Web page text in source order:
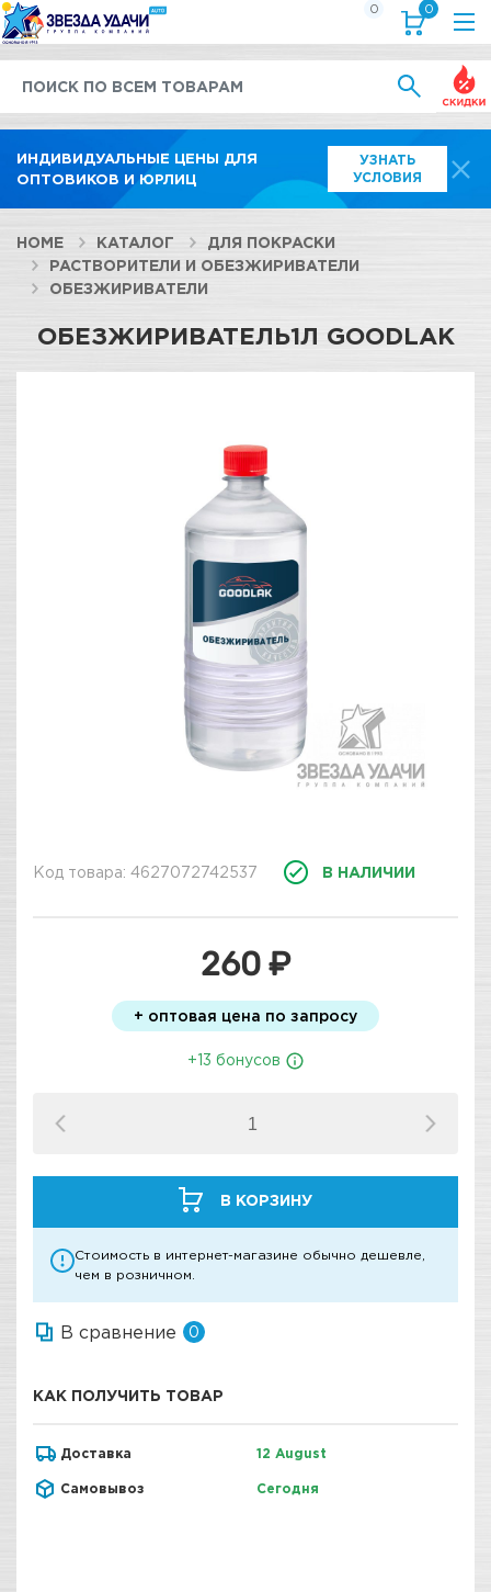
ИНДИВИДУАЛЬНЫЕ ЦЕНЫ ДЛЯ
ОПТОВИКОВ И ЮРЛИЦ
УЗНАТЬ
УСЛОВИЯ
0 0
HOME КАТАЛОГ
ДЛЯ ПОКРАСКИ
РАСТВОРИТЕЛИ И ОБЕЗЖИРИВАТЕЛИ
ОБЕЗЖИРИВАТЕЛИ
ОБЕЗЖИРИВАТЕЛЬ1Л GOODLAK
Код товара: 4627072742537 В НАЛИЧИИ
260 ₽
+ оптовая цена по запросу
+13 бонусов
В КОРЗИНУ
Стоимость в интернет-магазине обычно дешевле,
чем в розничном.
В сравнение 0
КАК ПОЛУЧИТЬ ТОВАР
Доставка 12 August
Самовывоз Сегодня